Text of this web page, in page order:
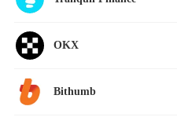
OKX
Bithumb